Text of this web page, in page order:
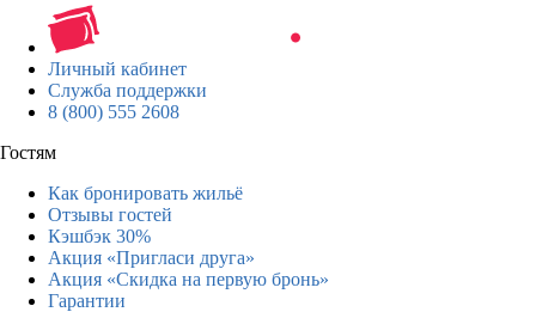
Личный кабинет
Служба поддержки
8 (800) 555 2608
Гостям
Как бронировать жильё
Отзывы гостей
Кэшбэк 30%
Акция «Пригласи друга»
Акция «Скидка на первую бронь»
Гарантии